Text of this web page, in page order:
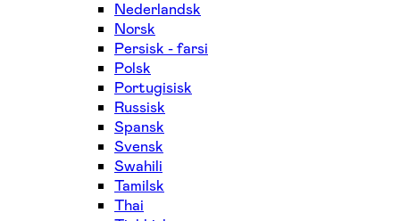
Nederlandsk
Norsk
Persisk - farsi
Polsk
Portugisisk
Russisk
Spansk
Svensk
Swahili
Tamilsk
Thai